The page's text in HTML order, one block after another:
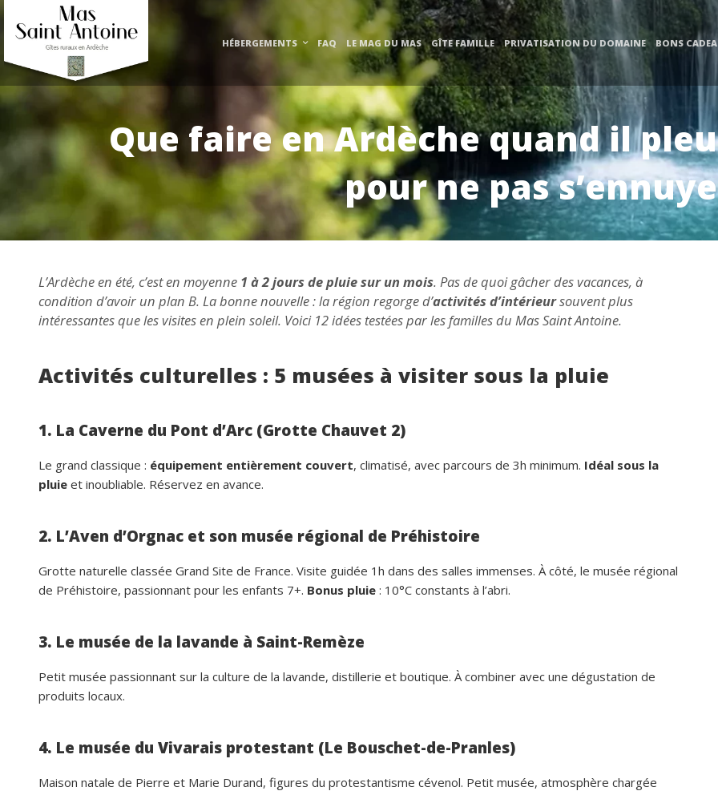
HÉBERGEMENTS FAQ LE MAG DU MAS GÎTE FAMILLE PRIVATISATION DU DOMAINE BONS
Que faire en Ardèche quand il
pour ne pas
L’Ardèche en été, c’est en moyenne 1 à 2 jours de pluie sur un mois. Pas de quoi gâcher des vacances, à
condition d’avoir un plan B. La bonne nouvelle : la région regorge d’activités d’intérieursouvent plus
intéressantes que les visites en plein soleil. Voici 12 idées testées par les familles du Mas Saint Antoine.
Activités culturelles : 5 musées à visiter sous la pluie
1. La Caverne du Pont d’Arc (Grotte Chauvet 2)
Le grand classique : équipement entièrement couvert, climatisé, avec parcours de 3h minimum. Idéal sous la
pluie et inoubliable. Réservez en avance.
2. L’Aven d’Orgnac et son musée régional de Préhistoire
Grotte naturelle classée Grand Site de France. Visite guidée 1h dans des salles immenses. À côté, le musée régional
de Préhistoire, passionnant pour les enfants 7+. Bonus pluie : 10°C constants à l’abri.
3. Le musée de la lavande à Saint-Remèze
Petit musée passionnant sur la culture de la lavande, distillerie et boutique. À combiner avec une dégustation de
produits locaux.
4. Le musée du Vivarais protestant (Le Bouschet-de-Pranles)
Maison natale de Pierre et Marie Durand, figures du protestantisme cévenol. Petit musée, atmosphère chargée